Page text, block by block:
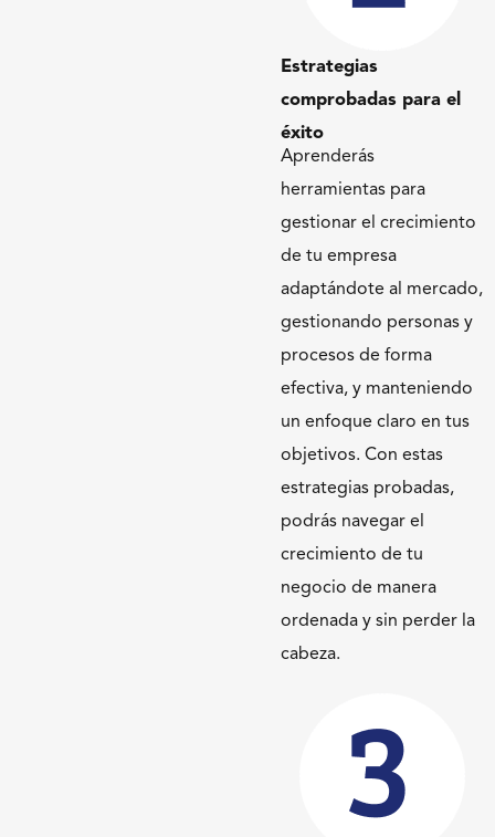
Estrategias
comprobadas para el
éxito
Aprenderás
herramientas para
gestionar el crecimiento
de tu empresa
adaptándote al mercado,
gestionando personas y
procesos de forma
efectiva, y manteniendo
un enfoque claro en tus
objetivos. Con estas
estrategias probadas,
podrás navegar el
crecimiento de tu
negocio de manera
ordenada y sin perder la
cabeza.